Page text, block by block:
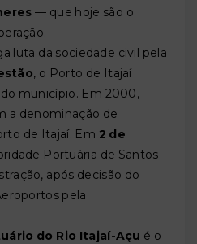
— que hoje são o
luta da sociedade civil pela
, o Porto de Itajaí
município. Em 2000,
a denominação de
de Itajaí. Em 2 de
Portuária de Santos
após decisão do
pela
do Rio Itajaí-Açu é o